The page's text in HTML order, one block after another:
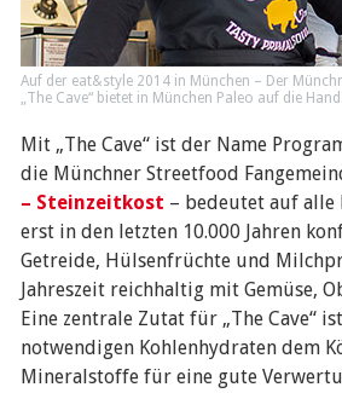
Auf der eat&style 2014 in München – Der
„The Cave“ bietet in München Paleo auf die
Mit „The Cave“ ist der Name
die Münchner Streetfood
– Steinzeitkost – bedeutet auf alle
erst in den letzten 10.000 Jahren
Getreide, Hülsenfrüchte und
Jahreszeit reichhaltig mit Gemüse,
Eine zentrale Zutat für „The Cave“
notwendigen Kohlenhydraten dem
Mineralstoffe für eine gute